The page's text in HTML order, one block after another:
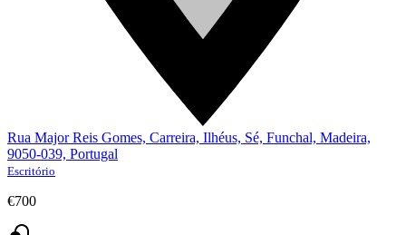
Rua Major Reis Gomes, Carreira, Ilhéus, Sé, Funchal, Madeira,
9050-039, Portugal
Escritório
€700